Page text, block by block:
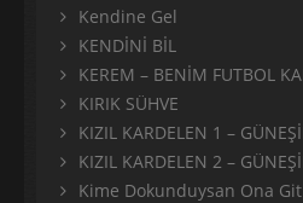
Kendine Gel
KENDİNİ BİL
KEREM – BENİM FUTBOL
KIRIK SÜHVE
KIZIL KARDELEN 1 –
KIZIL KARDELEN 2 –
Kime Dokunduysan Ona Git